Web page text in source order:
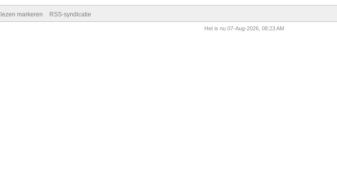
markeren RSS-syndicatie
Het is nu 07-Aug-2026, 08:23 AM